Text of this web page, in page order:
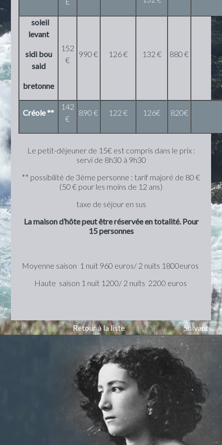
soleil
levant
sidi bou
said
bretonne
152
€
990 € 126 € 132 € 880 €
Créole **
142
€
890 € 122 € 126€ 820€
Le petit-déjeuner de 15€ est compris dans le prix :
servi de 8h30 à 9h30
** possibilité de 3ème personne : tarif majoré de 80 €
(50 € pour les moins de 12 ans)
taxe de séjour en sus
La maison d’hôte peut être réservée en totalité. Pour
15 personnes
Moyenne saison 1 nuit 960 euros/ 2 nuits 1800euros
Haute saison 1 nuit 1200/ 2 nuits 2200 euros
Retour à la liste Suivant